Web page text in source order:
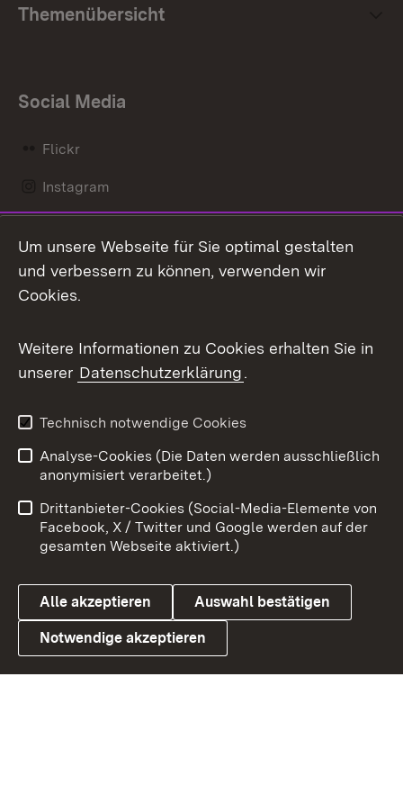
Themenübersicht
Social Media
Flickr
Instagram
Mastodon
Messenger
Social Wall
X / Twitter
Youtube
Link zum Landesportal
Benutzungshinweise
Barrierefreiheit
Datenschutz
Cookies
Um unsere Webseite für Sie optimal gestalten
und verbessern zu können, verwenden wir
Cookies.
Weitere Informationen zu Cookies erhalten Sie in
unserer Datenschutzerklärung.
Technisch notwendige Cookies
Analyse-Cookies (Die Daten werden ausschließlich
anonymisiert verarbeitet.)
Drittanbieter-Cookies (Social-Media-Elemente von
Facebook, X / Twitter und Google werden auf der
gesamten Webseite aktiviert.)
Alle akzeptieren Auswahl bestätigen
Notwendige akzeptieren